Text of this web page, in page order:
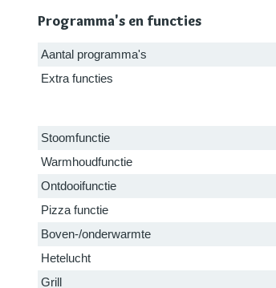
Programma's en functies
Aantal programma's
Extra functies
Stoomfunctie
Warmhoudfunctie
Ontdooifunctie
Pizza functie
Boven-/onderwarmte
Hetelucht
Grill